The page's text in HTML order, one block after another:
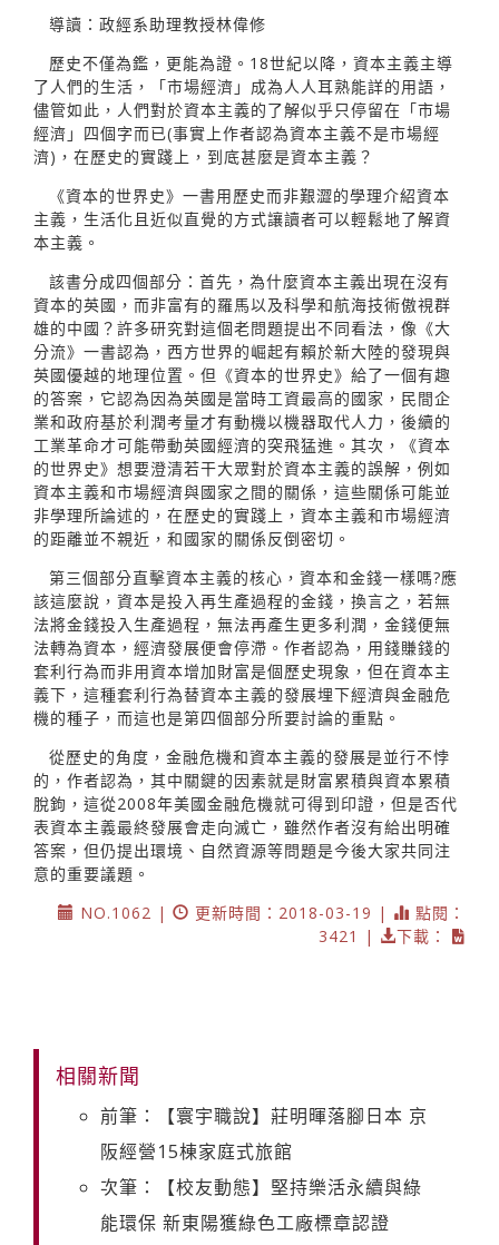
導讀：政經系助理教授林偉修
歷史不僅為鑑，更能為證。18世紀以降，資本主義主導
了人們的生活，「市場經濟」成為人人耳熟能詳的用語，
儘管如此，人們對於資本主義的了解似乎只停留在「市場
經濟」四個字而已(事實上作者認為資本主義不是市場經
濟)，在歷史的實踐上，到底甚麼是資本主義？
《資本的世界史》一書用歷史而非艱澀的學理介紹資本
主義，生活化且近似直覺的方式讓讀者可以輕鬆地了解資
本主義。
該書分成四個部分：首先，為什麼資本主義出現在沒有
資本的英國，而非富有的羅馬以及科學和航海技術傲視群
雄的中國？許多研究對這個老問題提出不同看法，像《大
分流》一書認為，西方世界的崛起有賴於新大陸的發現與
英國優越的地理位置。但《資本的世界史》給了一個有趣
的答案，它認為因為英國是當時工資最高的國家，民間企
業和政府基於利潤考量才有動機以機器取代人力，後續的
工業革命才可能帶動英國經濟的突飛猛進。其次，《資本
的世界史》想要澄清若干大眾對於資本主義的誤解，例如
資本主義和市場經濟與國家之間的關係，這些關係可能並
非學理所論述的，在歷史的實踐上，資本主義和市場經濟
的距離並不親近，和國家的關係反倒密切。
第三個部分直擊資本主義的核心，資本和金錢一樣嗎?應
該這麼說，資本是投入再生產過程的金錢，換言之，若無
法將金錢投入生產過程，無法再產生更多利潤，金錢便無
法轉為資本，經濟發展便會停滯。作者認為，用錢賺錢的
套利行為而非用資本增加財富是個歷史現象，但在資本主
義下，這種套利行為替資本主義的發展埋下經濟與金融危
機的種子，而這也是第四個部分所要討論的重點。
從歷史的角度，金融危機和資本主義的發展是並行不悖
的，作者認為，其中關鍵的因素就是財富累積與資本累積
脫鉤，這從2008年美國金融危機就可得到印證，但是否代
表資本主義最終發展會走向滅亡，雖然作者沒有給出明確
答案，但仍提出環境、自然資源等問題是今後大家共同注
意的重要議題。
NO.1062 |
更新時間：2018-03-19 |
點閱：
3421 |
下載：
相關新聞
前筆：【寰宇職說】莊明暉落腳日本 京
阪經營15棟家庭式旅館
次筆：【校友動態】堅持樂活永續與綠
能環保 新東陽獲綠色工廠標章認證